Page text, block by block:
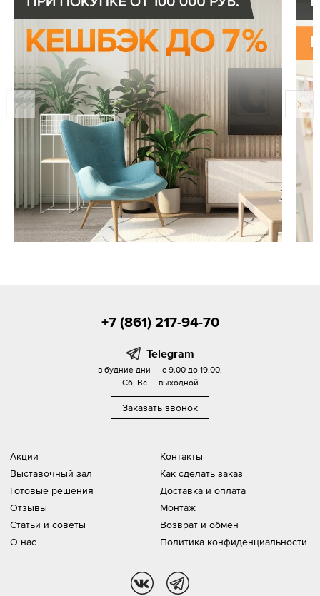
Акции
Выставочный зал
Готовые решения
Отзывы
Статьи и советы
О нас
Контакты
Как сделать заказ
Доставка и оплата
Монтаж
Возврат и обмен
Политика конфиденциальности
+7 (861) 217-94-70
Telegram
в будние дни — с 9.00 до 19.00,
Сб, Вс — выходной
Заказать звонок